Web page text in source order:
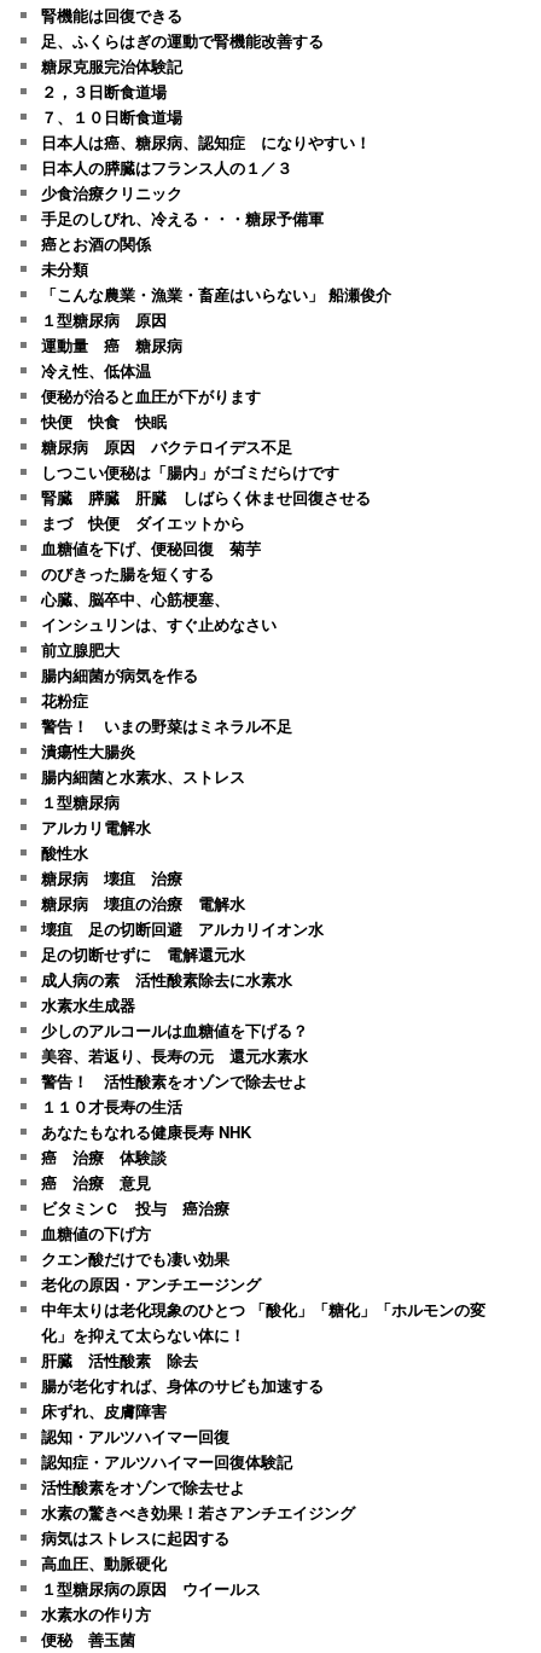
腎機能は回復できる
足、ふくらはぎの運動で腎機能改善する
糖尿克服完治体験記
２，３日断食道場
７、１０日断食道場
日本人は癌、糖尿病、認知症 になりやすい！
日本人の膵臓はフランス人の１／３
少食治療クリニック
手足のしびれ、冷える・・・糖尿予備軍
癌とお酒の関係
未分類
「こんな農業・漁業・畜産はいらない」 船瀬俊介
１型糖尿病 原因
運動量 癌 糖尿病
冷え性、低体温
便秘が治ると血圧が下がります
快便 快食 快眠
糖尿病 原因 バクテロイデス不足
しつこい便秘は「腸内」がゴミだらけです
腎臓 膵臓 肝臓 しばらく休ませ回復させる
まづ 快便 ダイエットから
血糖値を下げ、便秘回復 菊芋
のびきった腸を短くする
心臓、脳卒中、心筋梗塞、
インシュリンは、すぐ止めなさい
前立腺肥大
腸内細菌が病気を作る
花粉症
警告！ いまの野菜はミネラル不足
潰瘍性大腸炎
腸内細菌と水素水、ストレス
１型糖尿病
アルカリ電解水
酸性水
糖尿病 壊疽 治療
糖尿病 壊疽の治療 電解水
壊疽 足の切断回避 アルカリイオン水
足の切断せずに 電解還元水
成人病の素 活性酸素除去に水素水
水素水生成器
少しのアルコールは血糖値を下げる？
美容、若返り、長寿の元 還元水素水
警告！ 活性酸素をオゾンで除去せよ
１１０才長寿の生活
あなたもなれる健康長寿 NHK
癌 治療 体験談
癌 治療 意見
ビタミンＣ 投与 癌治療
血糖値の下げ方
クエン酸だけでも凄い効果
老化の原因・アンチエージング
中年太りは老化現象のひとつ 「酸化」「糖化」「ホルモンの変
化」を抑えて太らない体に！
肝臓 活性酸素 除去
腸が老化すれば、身体のサビも加速する
床ずれ、皮膚障害
認知・アルツハイマー回復
認知症・アルツハイマー回復体験記
活性酸素をオゾンで除去せよ
水素の驚きべき効果！若さアンチエイジング
病気はストレスに起因する
高血圧、動脈硬化
１型糖尿病の原因 ウイールス
水素水の作り方
便秘 善玉菌